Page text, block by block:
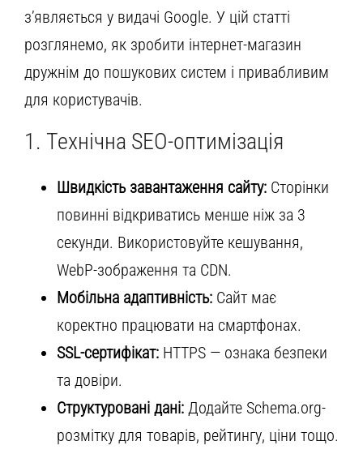
з’являється у видачі Google. У цій статті
розглянемо, як зробити інтернет-магазин
дружнім до пошукових систем і привабливим
для користувачів.
1. Технічна SEO-оптимізація
Швидкість завантаження сайту: Сторінки
повинні відкриватись менше ніж за 3
секунди. Використовуйте кешування,
WebP-зображення та CDN.
Мобільна адаптивність: Сайт має
коректно працювати на смартфонах.
SSL-сертифікат: HTTPS — ознака безпеки
та довіри.
Структуровані дані: Додайте Schema.org-
розмітку для товарів, рейтингу, ціни тощо.